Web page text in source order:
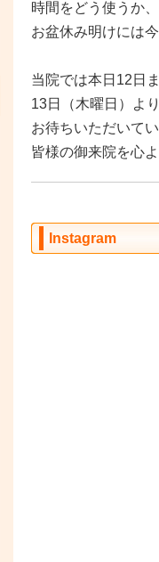
時間をどう使うか
お盆休み明けには
当院では本日12日
13日（木曜日）よ
お待ちいただいて
皆様の御来院を心
Instagram